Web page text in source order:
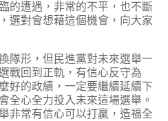
的遭遇，非常的不平，也不斷
選對會想藉這個機會，向大家
隊形，但民進黨對未來選舉一
戰回到正軌，有信心反守為
好的政績，一定要繼續延續下
全心全力投入未來這場選舉。
非常有信心可以打贏，造福全